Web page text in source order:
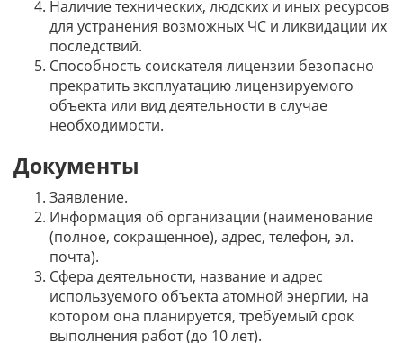
Наличие технических, людских и иных ресурсов
для устранения возможных ЧС и ликвидации их
последствий.
Способность соискателя лицензии безопасно
прекратить эксплуатацию лицензируемого
объекта или вид деятельности в случае
необходимости.
Документы
Заявление.
Информация об организации (наименование
(полное, сокращенное), адрес, телефон, эл.
почта).
Сфера деятельности, название и адрес
используемого объекта атомной энергии, на
котором она планируется, требуемый срок
выполнения работ (до 10 лет).